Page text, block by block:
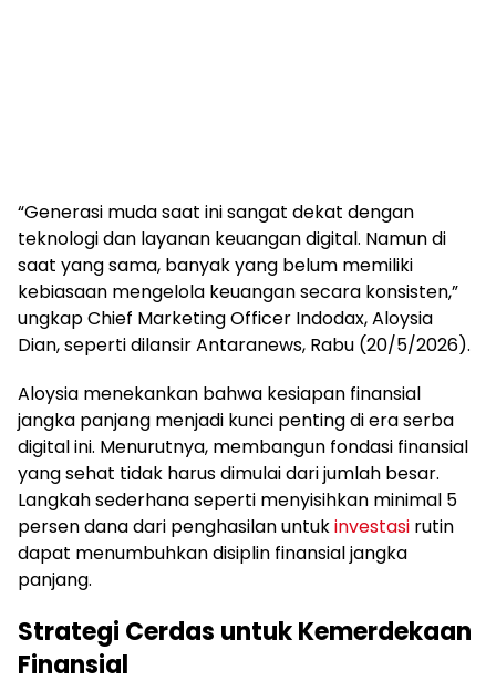
“Generasi muda saat ini sangat dekat dengan
teknologi dan layanan keuangan digital. Namun di
saat yang sama, banyak yang belum memiliki
kebiasaan mengelola keuangan secara konsisten,”
ungkap Chief Marketing Officer Indodax, Aloysia
Dian, seperti dilansir Antaranews, Rabu (20/5/2026).
Aloysia menekankan bahwa kesiapan finansial
jangka panjang menjadi kunci penting di era serba
digital ini. Menurutnya, membangun fondasi finansial
yang sehat tidak harus dimulai dari jumlah besar.
Langkah sederhana seperti menyisihkan minimal 5
persen dana dari penghasilan untukinvestasi rutin
dapat menumbuhkan disiplin finansial jangka
panjang.
Strategi Cerdas untuk Kemerdekaan
Finansial